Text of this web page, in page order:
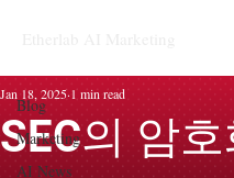
Blog
Marketing
AI News
SEC의 암
Jan 18, 2025 1 min read